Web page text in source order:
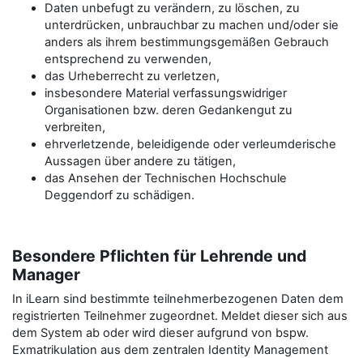
Daten unbefugt zu verändern, zu löschen, zu
unterdrücken, unbrauchbar zu machen und/oder sie
anders als ihrem bestimmungsgemäßen Gebrauch
entsprechend zu verwenden,
das Urheberrecht zu verletzen,
insbesondere Material verfassungswidriger
Organisationen bzw. deren Gedankengut zu
verbreiten,
ehrverletzende, beleidigende oder verleumderische
Aussagen über andere zu tätigen,
das Ansehen der Technischen Hochschule
Deggendorf zu schädigen.
Besondere Pflichten für Lehrende und
Manager
In iLearn sind bestimmte teilnehmerbezogenen Daten dem
registrierten Teilnehmer zugeordnet. Meldet dieser sich aus
dem System ab oder wird dieser aufgrund von bspw.
Exmatrikulation aus dem zentralen Identity Management